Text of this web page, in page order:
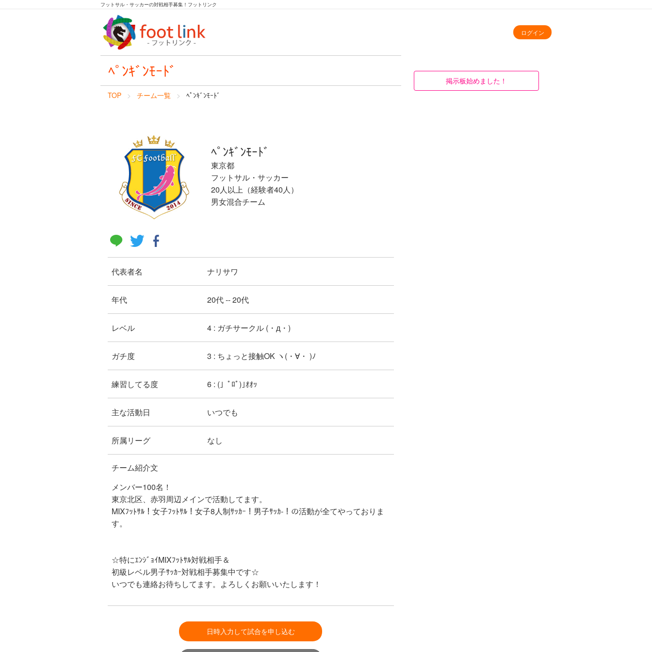
フットサル・サッカーの対戦相手募集！フットリンク
ログイン
ﾍﾟﾝｷﾞﾝﾓｰﾄﾞ
TOP チーム一覧 ﾍﾟﾝｷﾞﾝﾓｰﾄﾞ
ﾍﾟﾝｷﾞﾝﾓｰﾄﾞ
東京都
フットサル・サッカー
20人以上（経験者40人）
男女混合チーム
代表者名 ナリサワ
年代 20代 -- 20代
レベル 4 : ガチサークル (・д・)
ガチ度 3 : ちょっと接触OK ヽ(・∀・ )ﾉ
練習してる度 6 : (」ﾟﾛﾟ)｣ｵｵｯ
主な活動日 いつでも
所属リーグ なし
チーム紹介文
メンバー100名！
東京北区、赤羽周辺メインで活動してます。
MIXﾌｯﾄｻﾙ！女子ﾌｯﾄｻﾙ！女子8人制ｻｯｶｰ！男子ｻｯｶ-！の活動が全てやっておりま
す。
☆特にｴﾝｼﾞｮｲMIXﾌｯﾄｻﾙ対戦相手＆
初級レベル男子ｻｯｶｰ対戦相手募集中です☆
いつでも連絡お待ちしてます。よろしくお願いいたします！
日時入力して試合を申し込む
掲示板始めました！